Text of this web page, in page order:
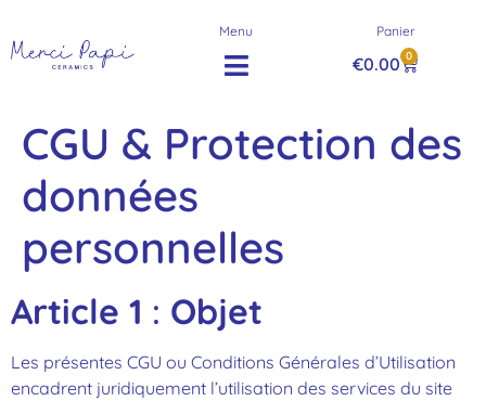
Menu Panier
€0.00 0
CGU & Protection des
données
personnelles
Article 1 : Objet
Les présentes CGU ou Conditions Générales d’Utilisation
encadrent juridiquement l’utilisation des services du site